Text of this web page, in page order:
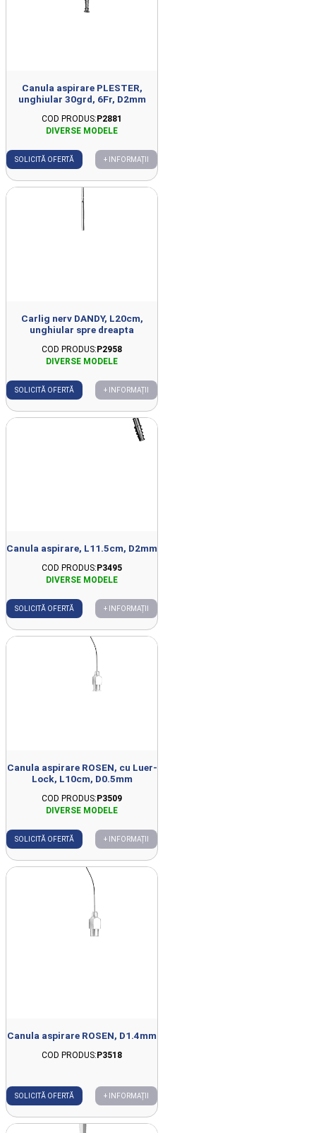
Canula aspirare PLESTER,
unghiular 30grd, 6Fr, D2mm
COD PRODUS: P2881
SOLICITĂ OFERTĂ + INFORMAȚII
Carlig nerv DANDY, L20cm,
unghiular spre dreapta
COD PRODUS:P2958
SOLICITĂ OFERTĂ + INFORMAȚII
Canula aspirare, L11.5cm, D2mm
COD PRODUS: P3495
SOLICITĂ OFERTĂ + INFORMAȚII
Canula aspirare ROSEN, cu Luer-
Lock, L10cm, D0.5mm
COD PRODUS:P3509
SOLICITĂ OFERTĂ + INFORMAȚII
Canula aspirare ROSEN, D1.4mm
COD PRODUS:P3518
SOLICITĂ OFERTĂ + INFORMAȚII